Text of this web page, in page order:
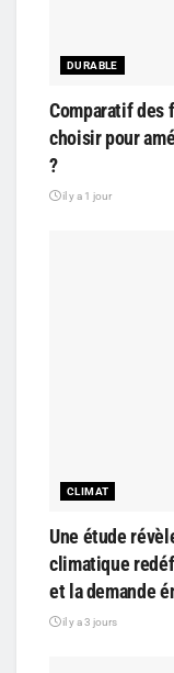
DURABLE
Comparatif des
choisir pour
?
il y a 1 jour
CLIMAT
Une étude
climatique
et la demande
il y a 3 jours